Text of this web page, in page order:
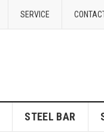
SERVICE
STEEL BAR